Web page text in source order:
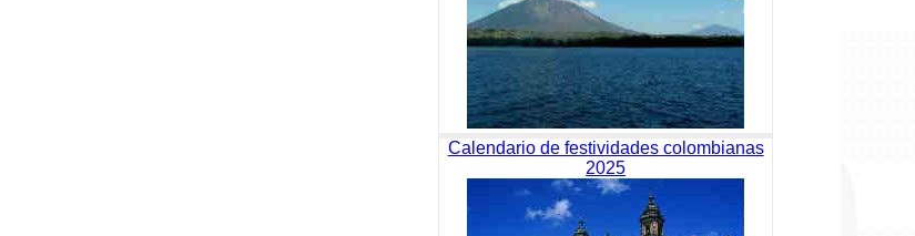
Calendario de festividades colombianas
2025